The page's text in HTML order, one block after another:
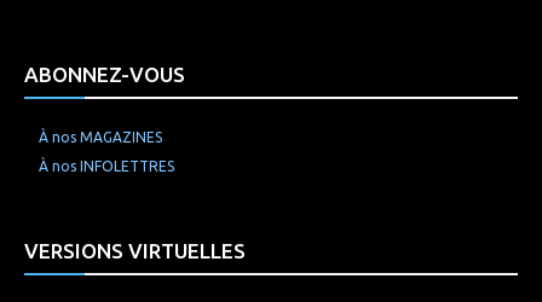
ABONNEZ-VOUS
À nos MAGAZINES
À nos INFOLETTRES
VERSIONS VIRTUELLES